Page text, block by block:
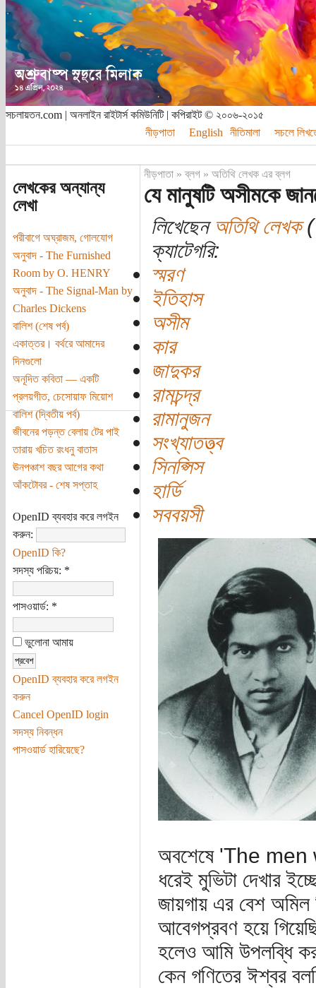
সচলায়তন.com | অনলাইন রাইটার্স কমিউনিটি | কপিরাইট © ২০০৬-২০১৫
নীড়পাতা
English নীতিমালা সচলে
লেখকের অন্যান্য
লেখা
পরীবাগে অঘ্রাজম, গোলযোগ
অনুবাদ - The Furnished
Room by O. HENRY
অনুবাদ - The Signal-Man by
Charles Dickens
বালিশ (শেষ পর্ব)
একাত্তর। বর্থরে আমাদের
দিনগুলো
অনূদিত কবিতা — একটি
প্রলয়গীত, চেসোয়াফ মিয়োশ
বালিশ (দ্বিতীয় পর্ব)
জীবনের পড়ন্ত বেলায় টের পাই
তারায় খচিত রংধনু বাতাস
ঊনপঞ্চাশ বছর আগের কথা
আঁকটোবর - শেষ সপ্তাহ
OpenID ব্যবহার করে লগইন
করুন:
OpenID কি?
সদস্য পরিচয়: *
পাসওয়ার্ড: *
ভুলোনা আমায়
OpenID ব্যবহার করে লগইন
করুন
Cancel OpenID login
সদস্য নিবন্ধন
পাসওয়ার্ড হারিয়েছে?
নীড়পাতা»ব্লগ» অতিথি লেখক এর ব্লগ
যে মানুষটি অসীমকে
লিখেছেন অতিথি লেখক
ক্যাটেগরি:
স্মরণ
ইতিহাস
অসীম
কার
জাদুকর
রামচন্দ্র
রামানুজন
সংখ্যাতত্ত্ব
সিনপ্সিস
হার্ডি
সববয়সী
অবশেষে 'The men
ধরেই মুভিটা দেখার
জায়গায় এর বেশ অমিল
আবেগপ্রবণ হয়ে
হলেও আমি উপলব্ধি
কেন গণিতের ঈশ্বর